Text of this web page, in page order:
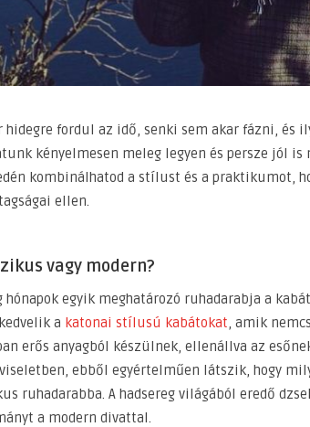
hidegre fordul az idő, senki sem akar fázni, és
kényelmesen meleg legyen és persze jól is
kombinálhatod a stílust és a praktikumot,
ellen.
vagy modern?
hónapok egyik meghatározó ruhadarabja a
a katonai stílusú kabátokat, amik
erős anyagból készülnek, ellenállva az
ebből egyértelműen látszik, hogy
ruhadarabba. A hadsereg világából eredő
a modern divattal.